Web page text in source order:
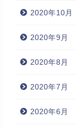
2020年10月
2020年9月
2020年8月
2020年7月
2020年6月